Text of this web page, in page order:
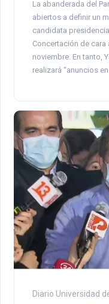
La abanderada del
abiertos a definir un
candidata
Concertación de
noviembre. En tanto,
realizará “anuncios
Diario Universidad